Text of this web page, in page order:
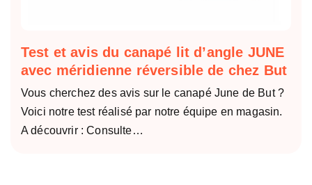
Test et avis du canapé lit d’angle JUNE
avec méridienne réversible de chez But
Vous cherchez des avis sur le canapé June de But ?
Voici notre test réalisé par notre équipe en magasin.
A découvrir : Consulte…